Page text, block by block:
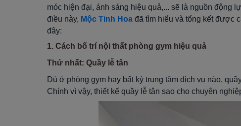
móc hiện đại, ánh sáng hiệu quả,... sẽ là nguồn
điều này, Mộc Tinh Hoa đã tìm hiểu và tổng kết được
đây:
1. Cách bố trí nội thất phòng gym hiệu quả
Thứ nhất: Quầy lễ tân
Dù ở phòng gym hay bất kỳ trung tâm dịch vụ nào,
Chính vì vậy, thiết kế quầy lễ tân sao cho chuyên